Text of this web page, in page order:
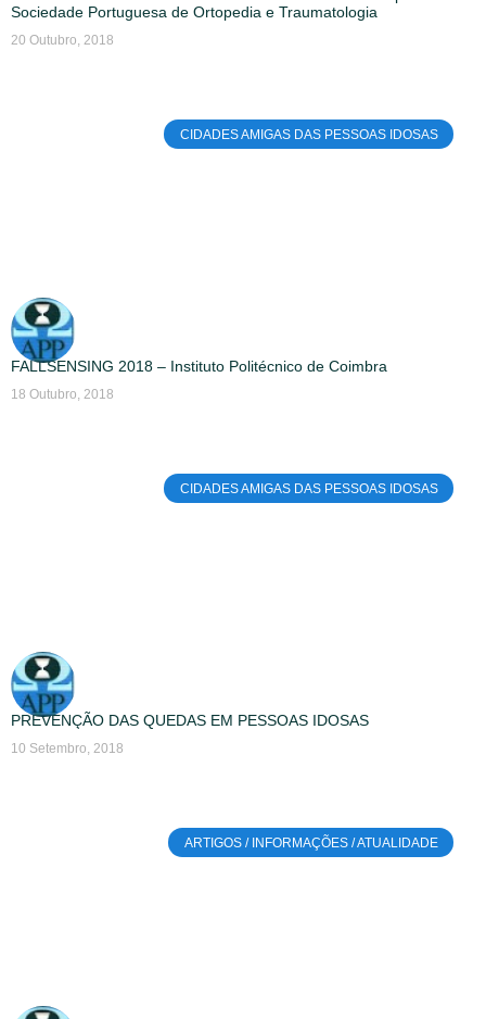
Sociedade Portuguesa de Ortopedia e Traumatologia
20 Outubro, 2018
CIDADES AMIGAS DAS PESSOAS IDOSAS
FALLSENSING 2018 – Instituto Politécnico de Coimbra
18 Outubro, 2018
CIDADES AMIGAS DAS PESSOAS IDOSAS
PREVENÇÃO DAS QUEDAS EM PESSOAS IDOSAS
10 Setembro, 2018
ARTIGOS / INFORMAÇÕES / ATUALIDADE